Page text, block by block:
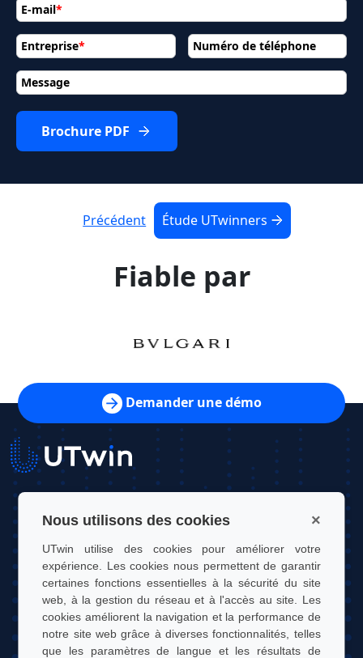
Nous utilisons des cookies ×
UTwin utilise des cookies pour améliorer votre
expérience. Les cookies nous permettent de garantir
certaines fonctions essentielles à la sécurité du site
web, à la gestion du réseau et à l'accès au site. Les
cookies améliorent la navigation et la performance de
notre site web grâce à diverses fonctionnalités, telles
que les paramètres de langue et les résultats de
Entreprise*
E-mail*
Numéro de téléphone
Message
Brochure PDF
Précédent Étude UTwinners
Fiable par
Demander une démo
UTwin S.r.l.
Contact : info@utwin.it
TVA : 12255450012
Adresse légale : Via Davide Bertolotti, 7, 10121, Turin, Italie
Adresse d'exploitation : OGR Tech, Corso Castelfidardo 22,
10128, Turin, Italie